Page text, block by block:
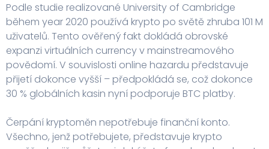
Podle studie realizované University of Cambridge
během year 2020 používá krypto po světě zhruba 101 M
uživatelů. Tento ověřený fakt dokládá obrovské
expanzi virtuálních currency v mainstreamového
povědomí. V souvislosti online hazardu představuje
přijetí dokonce vyšší – předpokládá se, což dokonce
30 % globálních kasin nyní podporuje BTC platby.
Čerpání kryptoměn nepotřebuje finanční konto.
Všechno, jenž potřebujete, představuje krypto